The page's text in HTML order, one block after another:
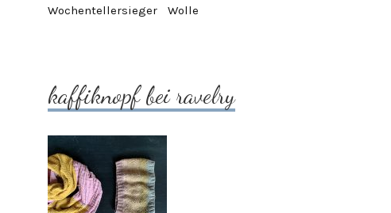
Wochentellersieger
Wolle
kaffiknopf bei ravelry